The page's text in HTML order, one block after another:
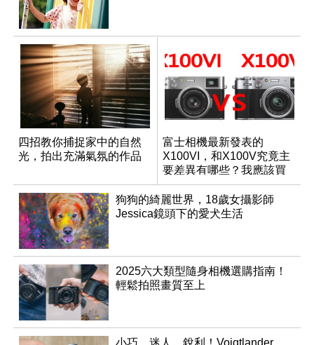
四招教你捕捉家中的自然
光，拍出充滿氣氛的作品
富士相機最新發表的
X100VI，和X100V究竟主
要差異有哪些？我應該買
哪一台？
狗狗的綺麗世界，18歲女攝影師
Jessica鏡頭下的愛犬生活
2025六大類型隨身相機選購指南！
輕鬆拍照畫質至上
小巧、迷人、銳利！Voigtlander